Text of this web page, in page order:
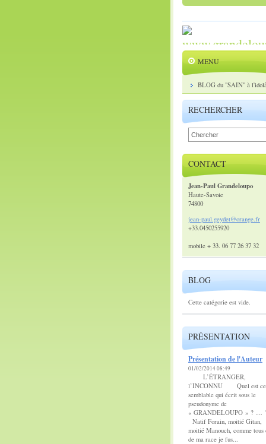
MENU
BLOG du "SAIN" à
RECHERCHER
CONTACT
Jean-Paul Grandeloupo
Haute-Savoie
74800
jean-paul.geydet@orange. fr
+33.0450255920
mobile + 33. 06 77 26 37 32
BLOG
Cette catégorie est vide.
PRÉSENTATION
Présentation de l'Auteur
01/02/2014 08:49
L’ÉTRANGER,
l’INCONNU Quel est ce
semblable qui écrit sous le
pseudonyme de
« GRANDELOUPO » ?
Natif Forain, moitié Gitan,
moitié Manouch, comme tous
de ma race je fus...